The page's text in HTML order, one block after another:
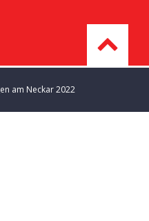
am Neckar 2022